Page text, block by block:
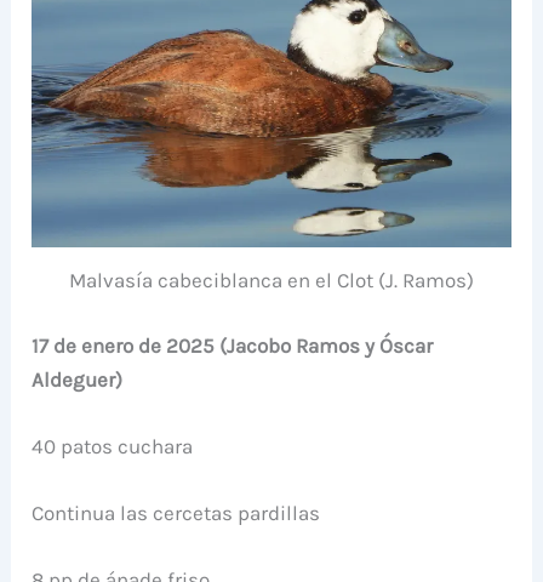
Malvasía cabeciblanca en el Clot (J. Ramos)
17 de enero de 2025 (Jacobo Ramos y Óscar
Aldeguer)
40 patos cuchara
Continua las cercetas pardillas